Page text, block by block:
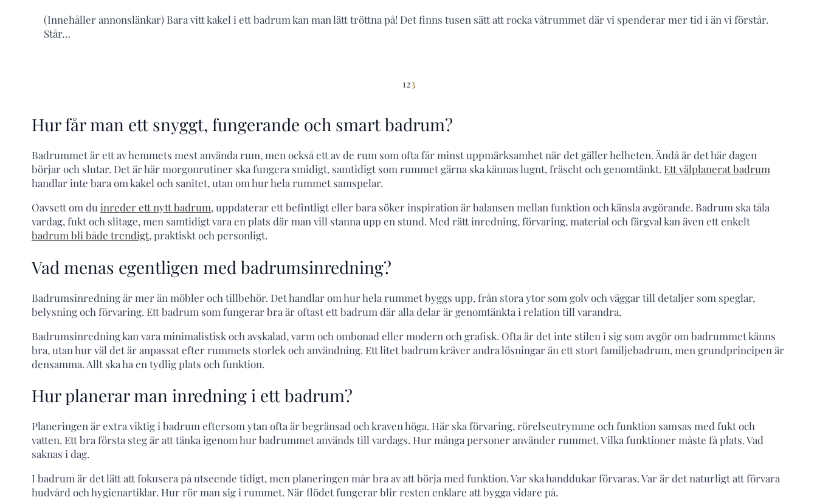
(Innehåller annonslänkar) Bara vitt kakel i ett badrum kan man lätt tröttna på! Det finns tusen sätt att rocka våtrummet där vi spenderar mer tid i än vi förstår.
Står…
123
Hur får man ett snyggt, fungerande och smart badrum?
Badrummet är ett av hemmets mest använda rum, men också ett av de rum som ofta får minst uppmärksamhet när det gäller helheten. Ändå är det här dagen
börjar och slutar. Det är här morgonrutiner ska fungera smidigt, samtidigt som rummet gärna ska kännas lugnt, fräscht och genomtänkt. Ett välplanerat badrum
handlar inte bara om kakel och sanitet, utan om hur hela rummet samspelar.
Oavsett om duinreder ett nytt badrum, uppdaterar ett befintligt eller bara söker inspiration är balansen mellan funktion och känsla avgörande. Badrum ska tåla
vardag, fukt och slitage, men samtidigt vara en plats där man vill stanna upp en stund. Med rätt inredning, förvaring, material och färgval kan även ett enkelt
badrum bli både trendigt, praktiskt och personligt.
Vad menas egentligen med badrumsinredning?
Badrumsinredning är mer än möbler och tillbehör. Det handlar om hur hela rummet byggs upp, från stora ytor som golv och väggar till detaljer som speglar,
belysning och förvaring. Ett badrum som fungerar bra är oftast ett badrum där alla delar är genomtänkta i relation till varandra.
Badrumsinredning kan vara minimalistisk och avskalad, varm och ombonad eller modern och grafisk. Ofta är det inte stilen i sig som avgör om badrummet känns
bra, utan hur väl det är anpassat efter rummets storlek och användning. Ett litet badrum kräver andra lösningar än ett stort familjebadrum, men grundprincipen är
densamma. Allt ska ha en tydlig plats och funktion.
Hur planerar man inredning i ett badrum?
Planeringen är extra viktig i badrum eftersom ytan ofta är begränsad och kraven höga. Här ska förvaring, rörelseutrymme och funktion samsas med fukt och
vatten. Ett bra första steg är att tänka igenom hur badrummet används till vardags. Hur många personer använder rummet. Vilka funktioner måste få plats. Vad
saknas i dag.
I badrum är det lätt att fokusera på utseende tidigt, men planeringen mår bra av att börja med funktion. Var ska handdukar förvaras. Var är det naturligt att förvara
hudvård och hygienartiklar. Hur rör man sig i rummet. När flödet fungerar blir resten enklare att bygga vidare på.